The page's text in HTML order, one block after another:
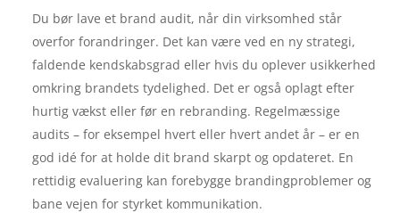
Du bør lave et brand audit, når din virksomhed står
overfor forandringer. Det kan være ved en ny strategi,
faldende kendskabsgrad eller hvis du oplever usikkerhed
omkring brandets tydelighed. Det er også oplagt efter
hurtig vækst eller før en rebranding. Regelmæssige
audits – for eksempel hvert eller hvert andet år – er en
god idé for at holde dit brand skarpt og opdateret. En
rettidig evaluering kan forebygge brandingproblemer og
bane vejen for styrket kommunikation.